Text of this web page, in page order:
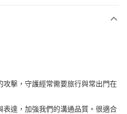
攻擊，守護經常需要旅行與常出門在
表達，加強我們的溝通品質。很適合